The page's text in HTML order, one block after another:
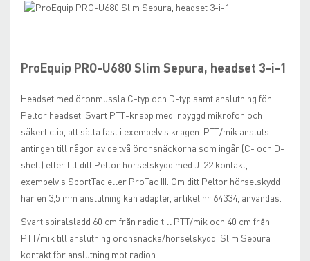
ÅTERFÖRSÄLJARE
ProEquip PRO-U680 Slim Sepura, headset 3-i-1
Headset med öronmussla C-typ och D-typ samt anslutning för
Peltor headset. Svart PTT-knapp med inbyggd mikrofon och
säkert clip, att sätta fast i exempelvis kragen. PTT/mik ansluts
antingen till någon av de två öronsnäckorna som ingår (C- och D-
shell) eller till ditt Peltor hörselskydd med J-22 kontakt,
exempelvis SportTac eller ProTac III. Om ditt Peltor hörselskydd
har en 3,5 mm anslutning kan adapter, artikel nr 64334, användas.
Svart spiralsladd 60 cm från radio till PTT/mik och 40 cm från
PTT/mik till anslutning öronsnäcka/hörselskydd. Slim Sepura
kontakt för anslutning mot radion.
Skip
of
the
gallery
beginning
of
images
gallery